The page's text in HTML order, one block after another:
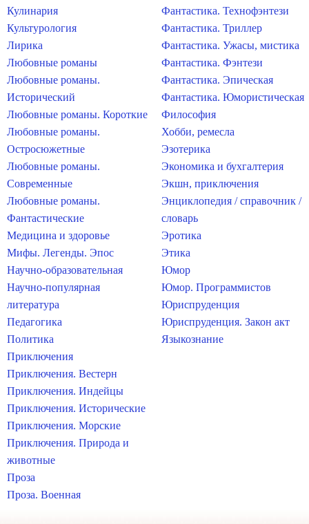
Кулинария
Культурология
Лирика
Любовные романы
Любовные романы.
Исторический
Любовные романы. Короткие
Любовные романы.
Остросюжетные
Любовные романы.
Современные
Любовные романы.
Фантастические
Медицина и здоровье
Мифы. Легенды. Эпос
Научно-образовательная
Научно-популярная
литература
Педагогика
Политика
Приключения
Приключения. Вестерн
Приключения. Индейцы
Приключения. Исторические
Приключения. Морские
Приключения. Природа и
животные
Проза
Проза. Военная
Фантастика. Технофэнтези
Фантастика. Триллер
Фантастика. Ужасы, мистика
Фантастика. Фэнтези
Фантастика. Эпическая
Фантастика. Юмористическая
Философия
Хобби, ремесла
Эзотерика
Экономика и бухгалтерия
Экшн, приключения
Энциклопедия / справочник /
словарь
Эротика
Этика
Юмор
Юмор. Программистов
Юриспруденция
Юриспруденция. Закон акт
Языкознание